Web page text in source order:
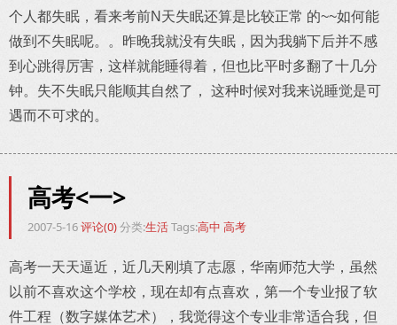
个人都失眠，看来考前N天失眠还算是比较正常 的~~如何能
做到不失眠呢。。昨晚我就没有失眠，因为我躺下后并不感
到心跳得厉害，这样就能睡得着，但也比平时多翻了十几分
钟。失不失眠只能顺其自然了， 这种时候对我来说睡觉是可
遇而不可求的。
高考<一>
2007-5-16评论(0)分类:生活Tags:高中 高考
高考一天天逼近，近几天刚填了志愿，华南师范大学，虽然
以前不喜欢这个学校，现在却有点喜欢，第一个专业报了软
件工程（数字媒体艺术），我觉得这个专业非常适合我，但